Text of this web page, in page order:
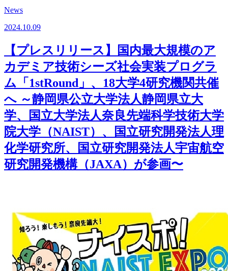
News
2024.10.09
【プレスリリース】国内最大規模のア
カデミア技術シーズ社会実装プログラ
ム「1stRound」、18大学4研究機関共催
へ ～静岡県公立大学法人静岡県立大
学、国立大学法人奈良先端科学技術大学
院大学（NAIST）、国立研究開発法人理
化学研究所、国立研究開発法人宇宙航空
研究開発機構（JAXA）が参画〜